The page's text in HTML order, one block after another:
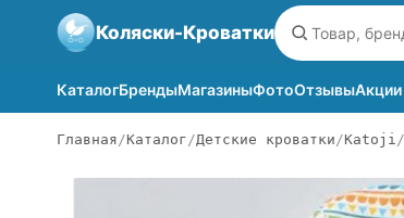
Коляски-Кроватки
КаталогБрендыМагазиныФотоОтзывыАкции
Главная Каталог Детские кроватки Katoji